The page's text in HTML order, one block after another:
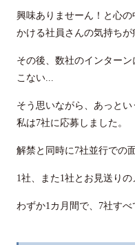
興味ありませーん！と心
かける社員さんの気持ち
その後、数社のインター
こない...
そう思いながら、あっとい
私は7社に応募しました。
解禁と同時に7社並行での
1社、また1社とお見送りの
わずか1カ月間で、7社すべ